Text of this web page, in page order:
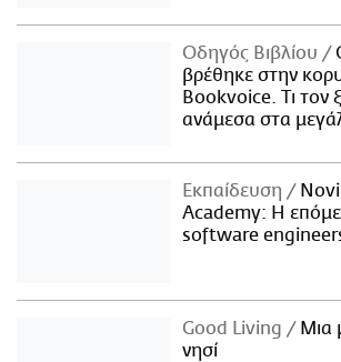
Οδηγός Βιβλίου
βρέθηκε στην
Bookvoice. Τι τον
ανάμεσα στα
Εκπαίδευση
Academy: Η
software
Good Living
Μια
νησί